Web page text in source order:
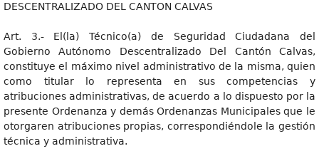
DESCENTRALIZADO DEL CANTON CALVAS
Art. 3.- El(la) Técnico(a) de Seguridad Ciudadana del
Gobierno Autónomo Descentralizado Del Cantón Calvas,
constituye el máximo nivel administrativo de la misma, quien
como titular lo representa en sus competencias y
atribuciones administrativas, de acuerdo a lo dispuesto por la
presente Ordenanza y demás Ordenanzas Municipales que le
otorgaren atribuciones propias, correspondiéndole la gestión
técnica y administrativa.